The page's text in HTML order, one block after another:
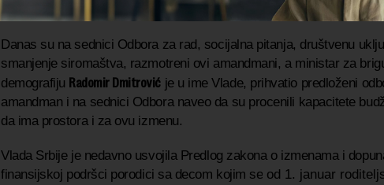
dobijati narednih 10 godina po 12.000 dinara mesečno.
Danas su na sednici Odbora za rad, socijalna pitanja, društvenu
smanjenje siromaštva, razmotreni ovi amandmani, a ministar za
demografiju Radomir Dmitrovićje u ime Vlade, prihvatio predloženi
amandman i na sednici Odbora naveo da su procenili kapacitete
da ima prostora i za ovu izmenu.
Vlada Srbije je nedavno usvojila Predlog zakona o izmenama i
finansijskoj podršci porodici sa decom kojim se od 1. januar